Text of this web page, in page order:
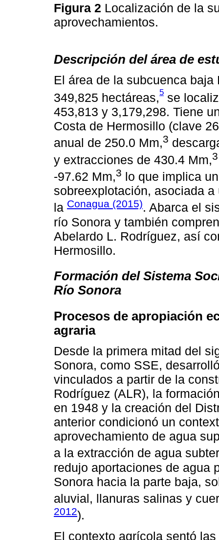
Figura 2 Localización de la
aprovechamientos.
Descripción del área de
El área de la subcuenca
349,825 hectáreas,5 se
453,813 y 3,179,298. Tiene
Costa de Hermosillo (clave
anual de 250.0 Mm,3
y extracciones de 430.4 Mm,3
-97.62 Mm,3 lo que implica
sobreexplotación, asociada
la Conagua (2015). Abarca el
río Sonora y también
Abelardo L. Rodríguez, así
Hermosillo.
Formación del Sistema
Río Sonora
Procesos de apropiación
agraria
Desde la primera mitad del
Sonora, como SSE,
vinculados a partir de la
Rodríguez (ALR), la
en 1948 y la creación del
anterior condicionó un
aprovechamiento de agua
a la extracción de agua
redujo aportaciones de agua
Sonora hacia la parte baja,
aluvial, llanuras salinas y
2012).
El contexto agrícola sentó